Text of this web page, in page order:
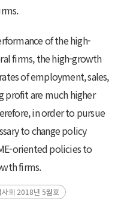
of the high-
firms, the high-growth
of employment, sales,
profit are much higher
in order to pursue
to change policy
oriented policies to
firms.
사회 2018년 5월호